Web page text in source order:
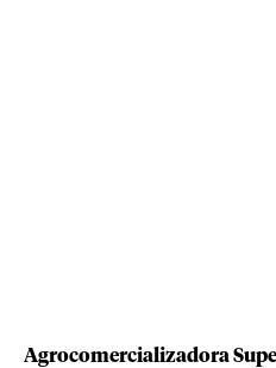
Agrocomercializadora